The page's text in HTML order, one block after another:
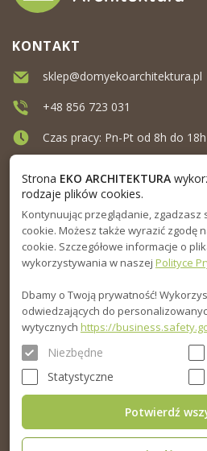
MENU
INFORMACJA
PORADNIK
KONTAKT
sklep@domyekoarchitektura.pl
+48 856 723 031
Czas pracy: Pn-Pt od 8h do 18h
Strona EKO ARCHITEKTURA
rodzaje plików cookies.
Kontynuując przeglądanie, zgadzasz
cookie. Możesz także wyrazić zgodę
cookie. Szczegółowe informacje o
wykorzystywania w naszej Polityce
Dbamy o Twoją prywatność!
odwiedzających do
wytycznych https://
Niezbędne
Statystyczne
Potwierdź